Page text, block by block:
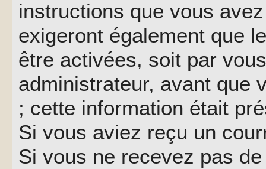
instructions que vous
exigeront également que
être activées, soit par
administrateur, avant que
; cette information était
Si vous aviez reçu un
Si vous ne recevez pas